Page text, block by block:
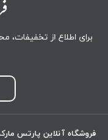
برای اطلاع از تخفیفات،
فروشگاه آنلاین پارتس